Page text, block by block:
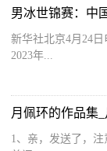
男冰世锦赛：中
新华社北京4月24
2023年...
月佩环的作品集
1、亲，发送了，